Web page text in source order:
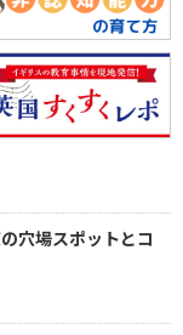
穴場スポットとコ